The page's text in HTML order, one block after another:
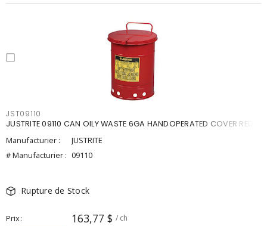
JST09110
JUSTRITE 09110 CAN OILY WASTE 6GA HANDOPERATED COVER RED
Manufacturier :
JUSTRITE
# Manufacturier : 09110
Rupture de Stock
Prix 163,77 $ / ch